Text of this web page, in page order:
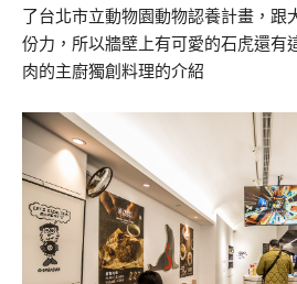
了台北市立動物園動物認養計畫，跟
份力，所以牆壁上有可愛的石虎還有
肉的主廚獨創料理的介紹